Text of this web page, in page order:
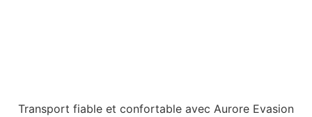
Transport fiable et confortable avec Aurore Evasion